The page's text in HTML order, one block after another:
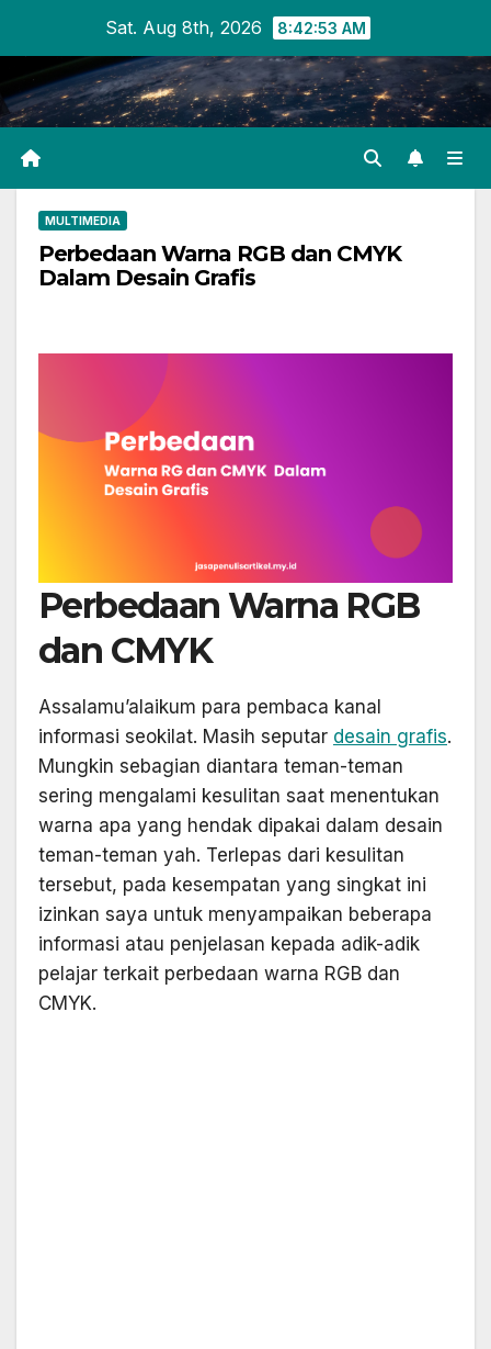
content
Sat. Aug 8th, 2026 8:42:53 AM
MULTIMEDIA
Perbedaan Warna RGB dan CMYK
Dalam Desain Grafis
Perbedaan Warna RGB
dan CMYK
Assalamu’alaikum para pembaca kanal
informasi seokilat. Masih seputar desain grafis.
Mungkin sebagian diantara teman-teman
sering mengalami kesulitan saat menentukan
warna apa yang hendak dipakai dalam desain
teman-teman yah. Terlepas dari kesulitan
tersebut, pada kesempatan yang singkat ini
izinkan saya untuk menyampaikan beberapa
informasi atau penjelasan kepada adik-adik
pelajar terkait perbedaan warna RGB dan
CMYK.